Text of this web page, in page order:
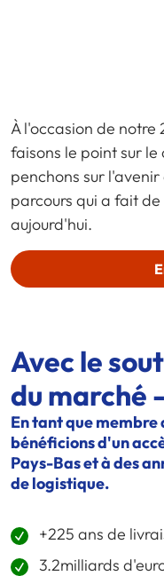
À l'occasion de notre
faisons le point sur le
penchons sur
parcours qui a fait
aujourd'hui.
Avec le
du marché
En tant que membre
bénéficions d'un
Pays-Bas et à des
de logistique.
+225 ans de
3.2milliards